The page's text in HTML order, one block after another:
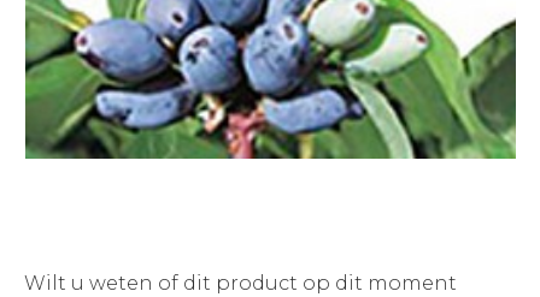
Wilt u weten of dit product op dit moment